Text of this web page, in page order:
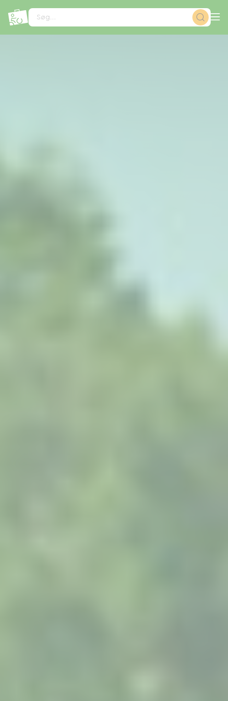
Søg...
CCookie-styringspanel